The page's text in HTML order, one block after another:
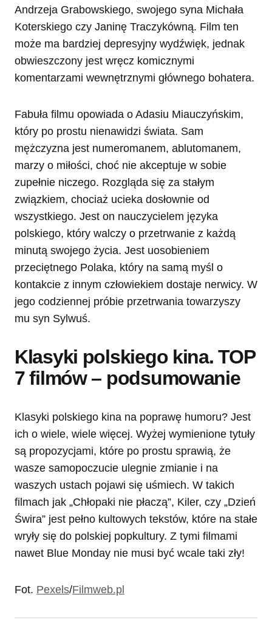
Andrzeja Grabowskiego, swojego syna Michała
Koterskiego czy Janinę Traczykówną. Film ten
może ma bardziej depresyjny wydźwięk, jednak
obwieszczony jest wręcz komicznymi
komentarzami wewnętrznymi głównego bohatera.
Fabuła filmu opowiada o Adasiu Miauczyńskim,
który po prostu nienawidzi świata. Sam
mężczyzna jest numeromanem, ablutomanem,
marzy o miłości, choć nie akceptuje w sobie
zupełnie niczego. Rozgląda się za stałym
związkiem, chociaż ucieka dosłownie od
wszystkiego. Jest on nauczycielem języka
polskiego, który walczy o przetrwanie z każdą
minutą swojego życia. Jest uosobieniem
przeciętnego Polaka, który na samą myśl o
kontakcie z innym człowiekiem dostaje nerwicy. W
jego codziennej próbie przetrwania towarzyszy
mu syn Sylwuś.
Klasyki polskiego kina. TOP
7 filmów – podsumowanie
Klasyki polskiego kina na poprawę humoru? Jest
ich o wiele, wiele więcej. Wyżej wymienione tytuły
są propozycjami, które po prostu sprawią, że
wasze samopoczucie ulegnie zmianie i na
waszych ustach pojawi się uśmiech. W takich
filmach jak „Chłopaki nie płaczą”, Kiler, czy „Dzień
Świra” jest pełno kultowych tekstów, które na stałe
wryły się do polskiej popkultury. Z tymi filmami
nawet Blue Monday nie musi być wcale taki zły!
Fot. Pexels/Filmweb.pl